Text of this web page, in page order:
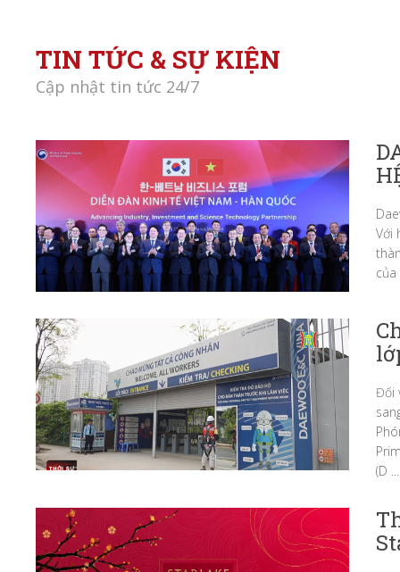
TIN TỨC & SỰ KIỆN
Cập nhật tin tức 24/7
Với
Đối
(D ...